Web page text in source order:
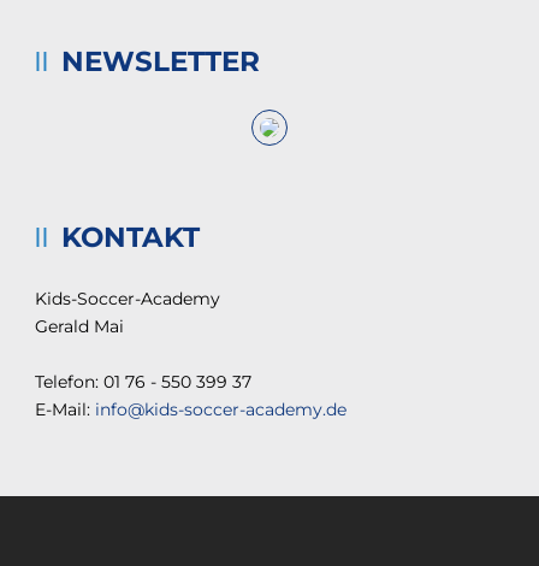
NEWSLETTER
KONTAKT
Kids-Soccer-Academy
Gerald Mai
Telefon: 01 76 - 550 399 37
E-Mail: info@kids-soccer-academy.de